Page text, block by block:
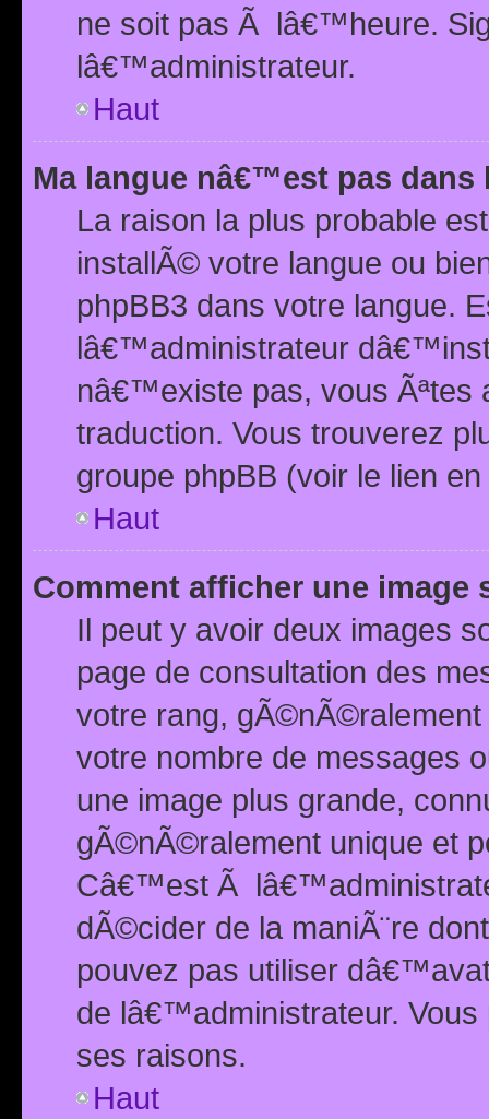
ne soit pas Ã lâ€™heure.
lâ€™administrateur.
Haut
Ma langue nâ€™est pas dans
La raison la plus probable
installÃ© votre langue ou
phpBB3 dans votre langue.
lâ€™administrateur
nâ€™existe pas, vous Ãªtes
traduction. Vous trouverez
groupe phpBB (voir le lien
Haut
Comment afficher une image
Il peut y avoir deux images
page de consultation des
votre rang,
votre nombre de messages
une image plus grande,
gÃ©nÃ©ralement unique et
Câ€™est Ã
dÃ©cider de la maniÃ¨re
pouvez pas utiliser
de lâ€™administrateur.
ses raisons.
Haut